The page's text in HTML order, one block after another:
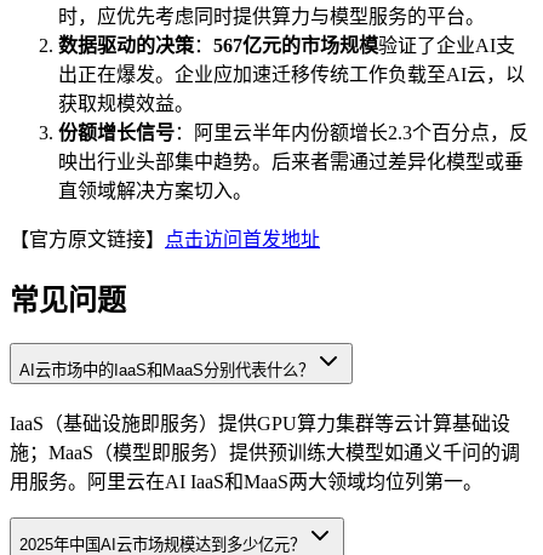
时，应优先考虑同时提供算力与模型服务的平台。
数据驱动的决策： 567亿元的市场规模验证了企业AI支
出正在爆发。企业应加速迁移传统工作负载至AI云，以
获取规模效益。
份额增长信号：阿里云半年内份额增长2.3个百分点，反
映出行业头部集中趋势。后来者需通过差异化模型或垂
直领域解决方案切入。
【官方原文链接】 点击访问首发地址
常见问题
AI云市场中的IaaS和MaaS分别代表什么？
IaaS（基础设施即服务）提供GPU算力集群等云计算基础设
施；MaaS（模型即服务）提供预训练大模型如通义千问的调
用服务。阿里云在AI IaaS和MaaS两大领域均位列第一。
2025年中国AI云市场规模达到多少亿元？